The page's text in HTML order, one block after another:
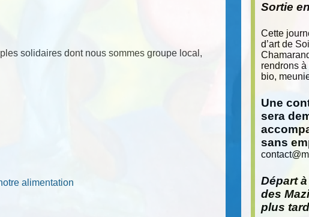
Sortie
Cette
d’art de
rendrons
bio,
Une
sera
sans
contact@
Départ
des
plus
solidaires dont nous sommes groupe local,
alimentation